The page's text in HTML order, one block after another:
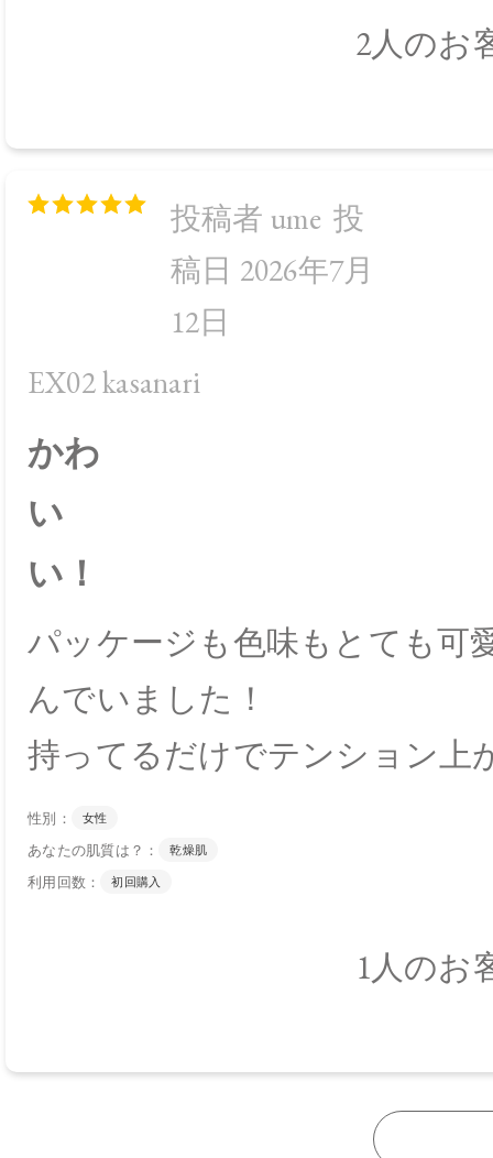
2人のお
かわ
い
い！
投稿者 ume 投
稿日 2026年7月
12日
EX02 kasanari
パッケージも色味もとても可
んでいました！
持ってるだけでテンション
性別： 女性
あなたの肌質は？： 乾燥肌
利用回数： 初回購入
1人のお